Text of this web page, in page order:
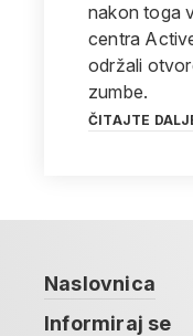
nakon toga
centra
održali
zumbe.
ČITAJTE
Naslovnica
Informiraj se